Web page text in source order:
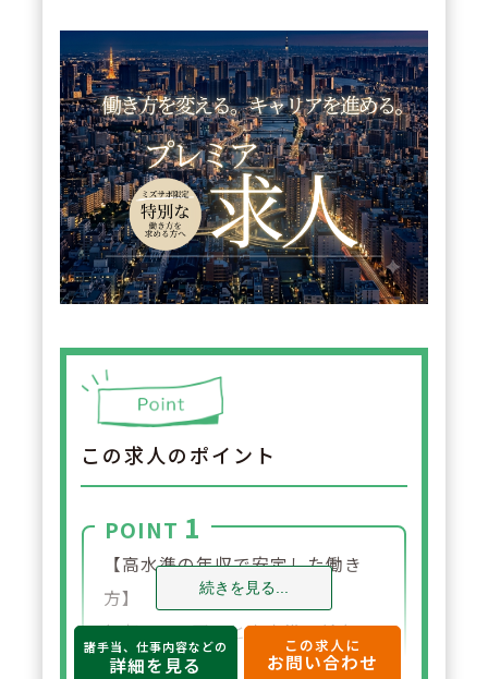
この求人のポイント
POINT 1
【高水準の年収で安定した働き
方】
年収650万円～と高水準の給与設
定。年俸制で収入の見通しも立て
続きを見る...
諸手当、仕事内容などの
詳細を見る
この求人に
お問い合わせ